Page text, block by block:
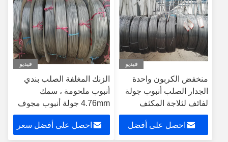
فيديو
منخفض الكربون واحدة
الجدار الصلب أنبوب جولة
لفائف لثلاجة المكثف
ملفوف
احصل على أفضل
فيديو
الزنك المغلفة الصلب بندي
أنبوب ملحومة ، سمك
4.76mm جولة أنبوب مجوف
احصل على أفضل سعر